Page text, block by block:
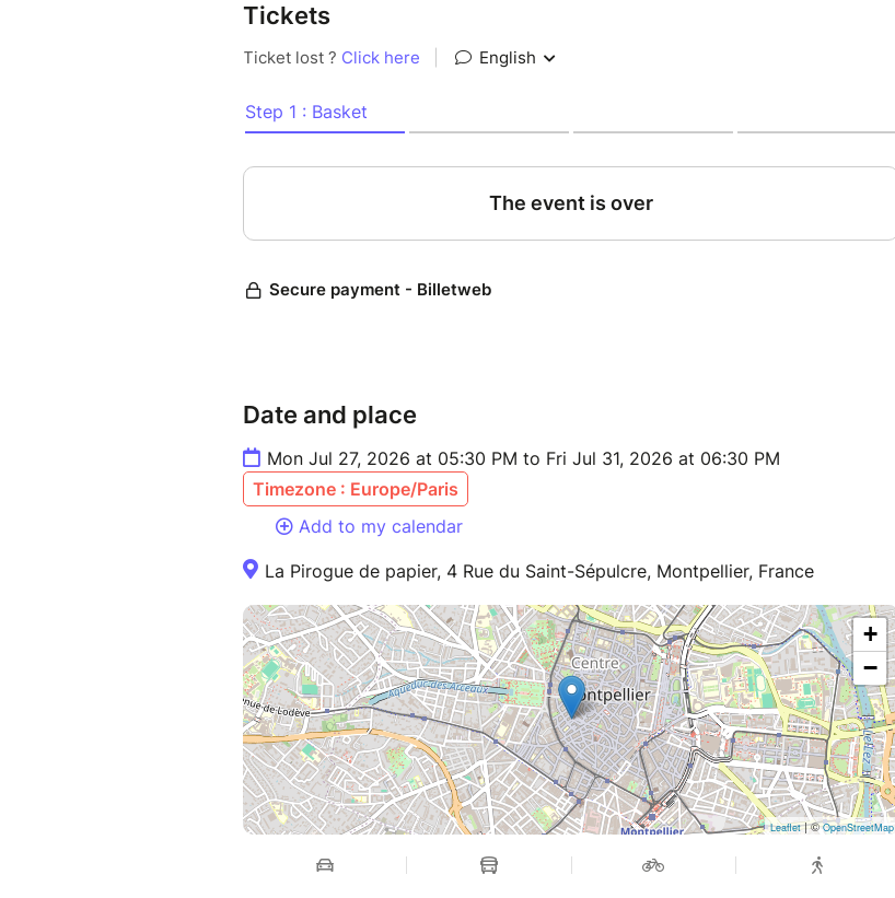
Tickets
Date and place
Mon Jul 27, 2026 at 05:30 PM to Fri Jul 31, 2026 at 06:30 PM
Timezone : Europe/Paris
Add to my calendar
La Pirogue de papier, 4 Rue du Saint-Sépulcre, Montpellier, France
+
−
Leaflet| ©OpenStreetMap